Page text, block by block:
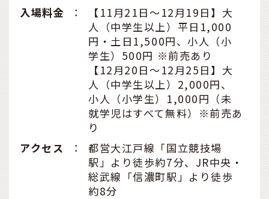
入場料金
：
【11月21日～12月19日】大
人（中学生以上）平日1,000
円・土日1,500円、小人（小
学生）500円 ※前売あり
【12月20日～12月25日】大
人（中学生以上）2,000円、
小人（小学生）1,000円（未
就学児はすべて無料）※前売あ
り
アクセス
：
都営大江戸線「国立競技場
駅」より徒歩約7分、JR中央・
総武線「信濃町駅」より徒歩
約8分